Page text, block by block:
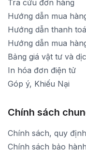
Tra cứu đơn hàng
Hướng dẫn mua
Hướng dẫn thanh
Hướng dẫn mua
Bảng giá vật tư và
In hóa đơn điện tử
Góp ý, Khiếu Nại
Chính sách
Chính sách, quy
Chính sách bảo hành